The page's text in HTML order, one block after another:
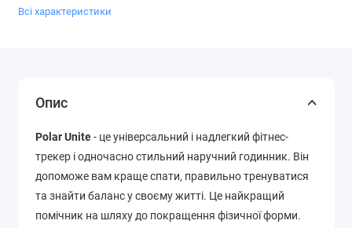
Всі характеристики
Опис
Polar Unite- це універсальний і надлегкий фітнес-
трекер і одночасно стильний наручний годинник. Він
допоможе вам краще спати, правильно тренуватися
та знайти баланс у своєму житті. Це найкращий
помічник на шляху до покращення фізичної форми.